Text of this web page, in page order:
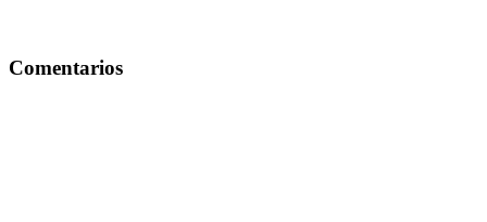
Comentarios